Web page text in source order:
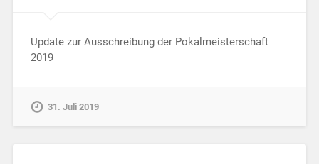
Update zur Ausschreibung der Pokalmeisterschaft
2019
31. Juli 2019